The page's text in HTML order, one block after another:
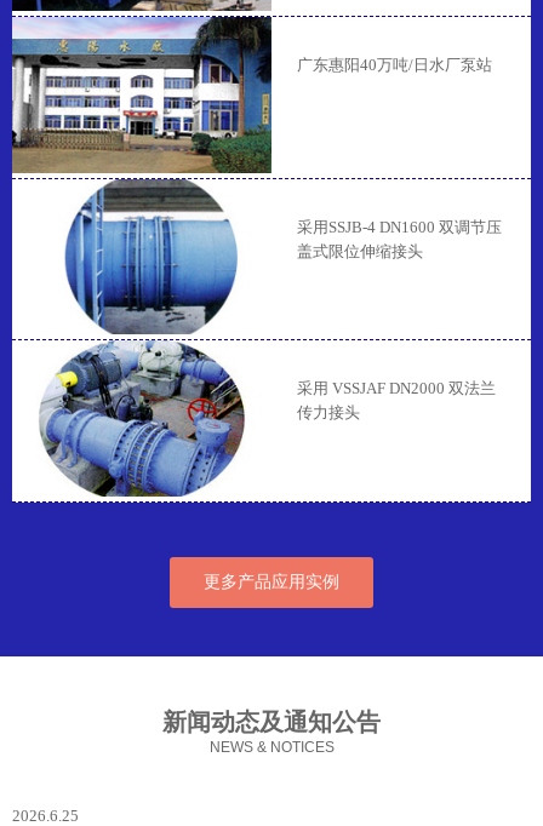
广东惠阳40万吨/日水厂泵站
采用SSJB-4 DN1600 双调节压
盖式限位伸缩接头
采用 VSSJAF DN2000 双法兰
传力接头
更多产品应用实例
新闻动态及通知公告
NEWS & NOTICES
2026.6.25